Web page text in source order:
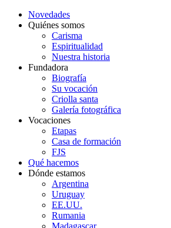
Novedades
Quiénes somos
Carisma
Espiritualidad
Nuestra historia
Fundadora
Biografía
Su vocación
Criolla santa
Galería fotográfica
Vocaciones
Etapas
Casa de formación
FJS
Qué hacemos
Dónde estamos
Argentina
Uruguay
EE.UU.
Rumania
Madagascar